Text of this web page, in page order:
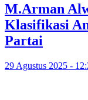
M.Arman
Klasifikasi
Partai
29 Agustus 2025 -